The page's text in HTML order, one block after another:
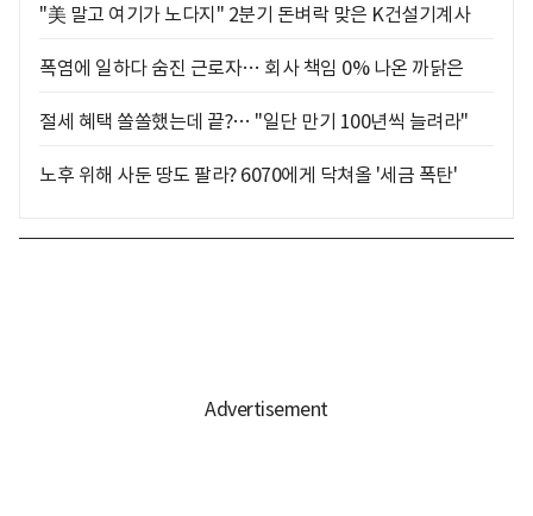
"美 말고 여기가 노다지" 2분기 돈벼락 맞은 K건설기계사
폭염에 일하다 숨진 근로자… 회사 책임 0% 나온 까닭은
절세 혜택 쏠쏠했는데 끝?… "일단 만기 100년씩 늘려라"
노후 위해 사둔 땅도 팔라? 6070에게 닥쳐올 '세금 폭탄'